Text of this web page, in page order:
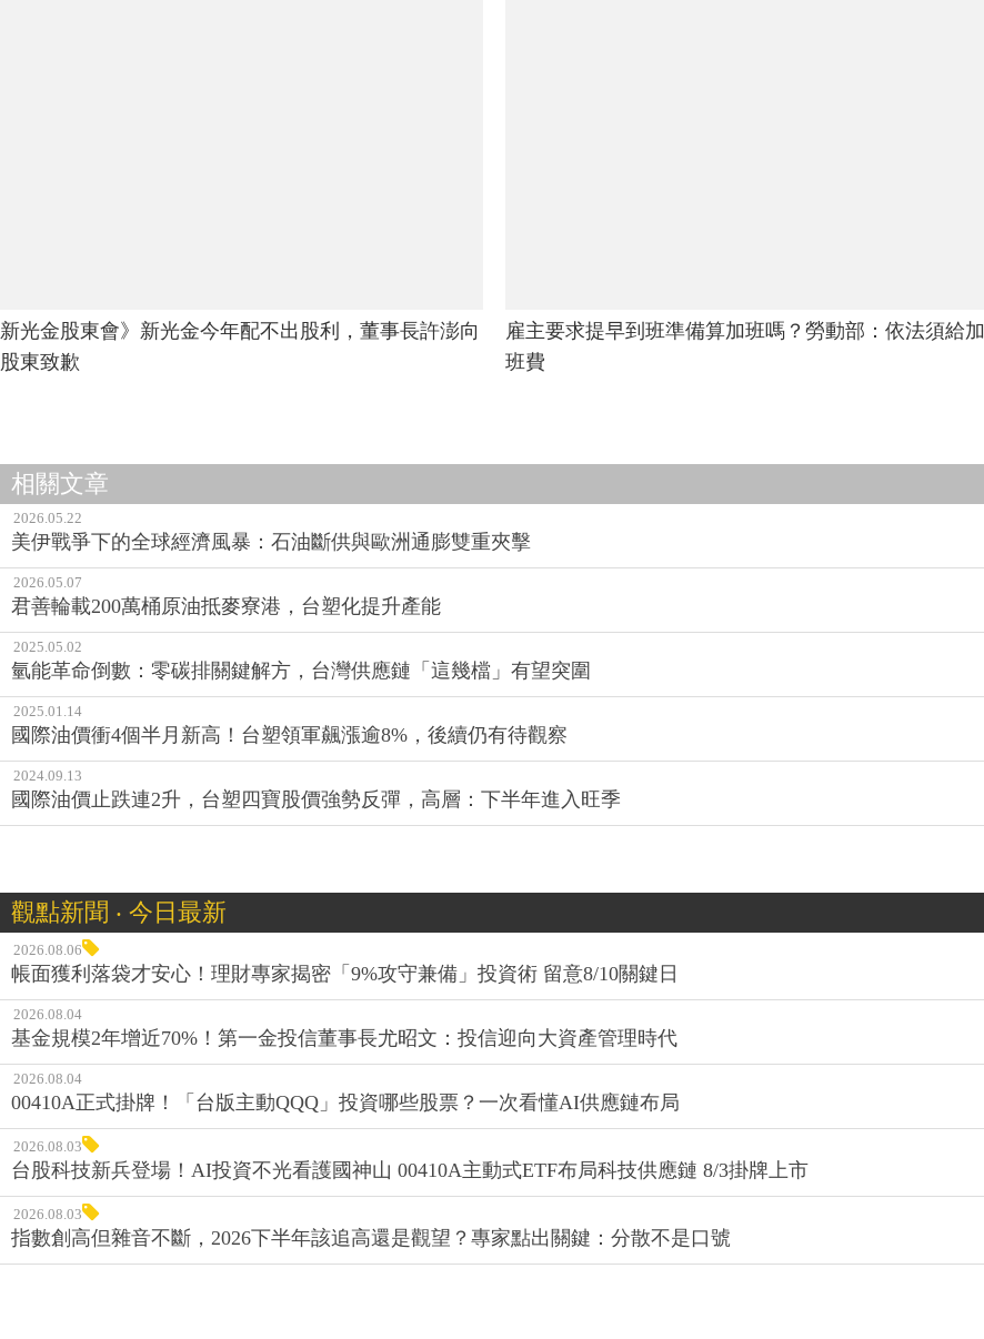
新光金股東會》新光金今年配不出股利，董事長許澎向
股東致歉
雇主要求提早到班準備算加班嗎？勞動部：依法須給加
班費
相關文章
2026.05.22
美伊戰爭下的全球經濟風暴：石油斷供與歐洲通膨雙重夾擊
2026.05.07
君善輪載200萬桶原油抵麥寮港，台塑化提升產能
2025.05.02
氫能革命倒數：零碳排關鍵解方，台灣供應鏈「這幾檔」有望突圍
2025.01.14
國際油價衝4個半月新高！台塑領軍飆漲逾8%，後續仍有待觀察
2024.09.13
國際油價止跌連2升，台塑四寶股價強勢反彈，高層：下半年進入旺季
觀點新聞 ‧ 今日最新
2026.08.06
帳面獲利落袋才安心！理財專家揭密「9%攻守兼備」投資術 留意8/10關鍵日
2026.08.04
基金規模2年增近70%！第一金投信董事長尤昭文：投信迎向大資產管理時代
2026.08.04
00410A正式掛牌！「台版主動QQQ」投資哪些股票？一次看懂AI供應鏈布局
2026.08.03
台股科技新兵登場！AI投資不光看護國神山 00410A主動式ETF布局科技供應鏈 8/3掛牌上市
2026.08.03
指數創高但雜音不斷，2026下半年該追高還是觀望？專家點出關鍵：分散不是口號